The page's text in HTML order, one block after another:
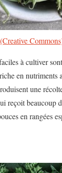
à cultiver
en nutriments
une
reçoit beaucoup
en rangées